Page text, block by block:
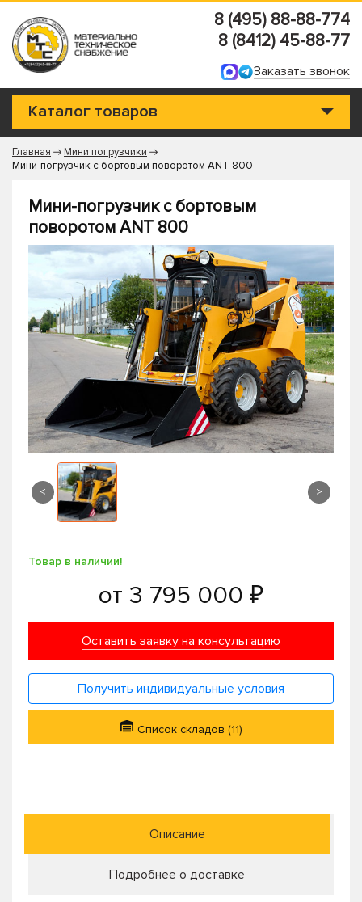
8 (495) 88-88-774
8 (8412) 45-88-77
Заказать звонок
Каталог товаров
Главная
Мини погрузчики
Мини-погрузчик с бортовым поворотом ANT 800
Мини-погрузчик с бортовым
поворотом ANT 800
< >
Товар в наличии!
от 3 795 000 ₽
Оставить заявку на консультацию
Получить индивидуальные условия
Список складов (11)
Описание
Подробнее о доставке